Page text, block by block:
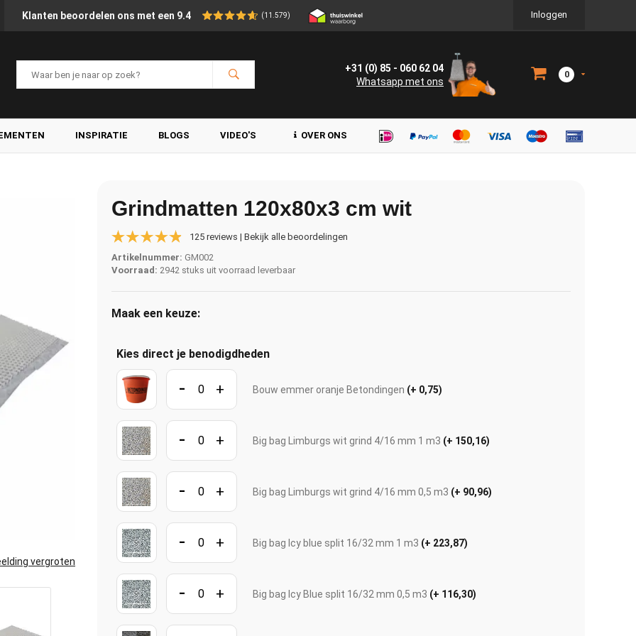
Klanten beoordelen ons met een 9.4 (11.579) Inloggen
+31 (0) 85 - 060 62 04
Whatsapp met ons
0
INSPIRATIE BLOGS VIDEO'S OVER ONS
vergroten
Grindmatten 120x80x3 cm wit
125 reviews | Bekijk alle beoordelingen
Artikelnummer: GM002
Voorraad: 2942 stuks uit voorraad leverbaar
Maak een keuze:
Kies direct je benodigdheden
- + Bouw emmer oranje Betondingen (+ 0,75)
- + Big bag Limburgs wit grind 4/16 mm 1 m3 (+ 150,16)
- + Big bag Limburgs wit grind 4/16 mm 0,5 m3 (+ 90,96)
- + Big bag Icy blue split 16/32 mm 1 m3 (+ 223,87)
- + Big bag Icy Blue split 16/32 mm 0,5 m3 (+ 116,30)